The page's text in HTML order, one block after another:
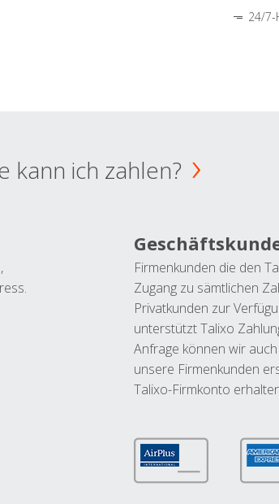
24/7-
kann ich zahlen?
Firmenkunden die den
Zugang zu sämtlichen
Privatkunden zur
unterstützt Talixo
Anfrage können wir
unsere Firmenkunden
Talixo-Firmkonto